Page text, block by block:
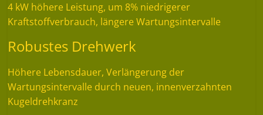
4 kW höhere Leistung, um 8% niedrigerer
Kraftstoffverbrauch, längere Wartungsintervalle
Robustes Drehwerk
Höhere Lebensdauer, Verlängerung der
Wartungsintervalle durch neuen, innenverzahnten
Kugeldrehkranz